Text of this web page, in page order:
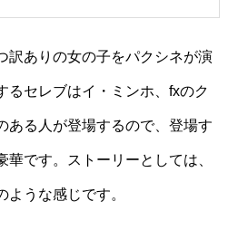
訳ありの女の子をパクシネが演
るセレブはイ・ミンホ、fxのク
ある人が登場するので、登場す
華です。ストーリーとしては、
うな感じです。